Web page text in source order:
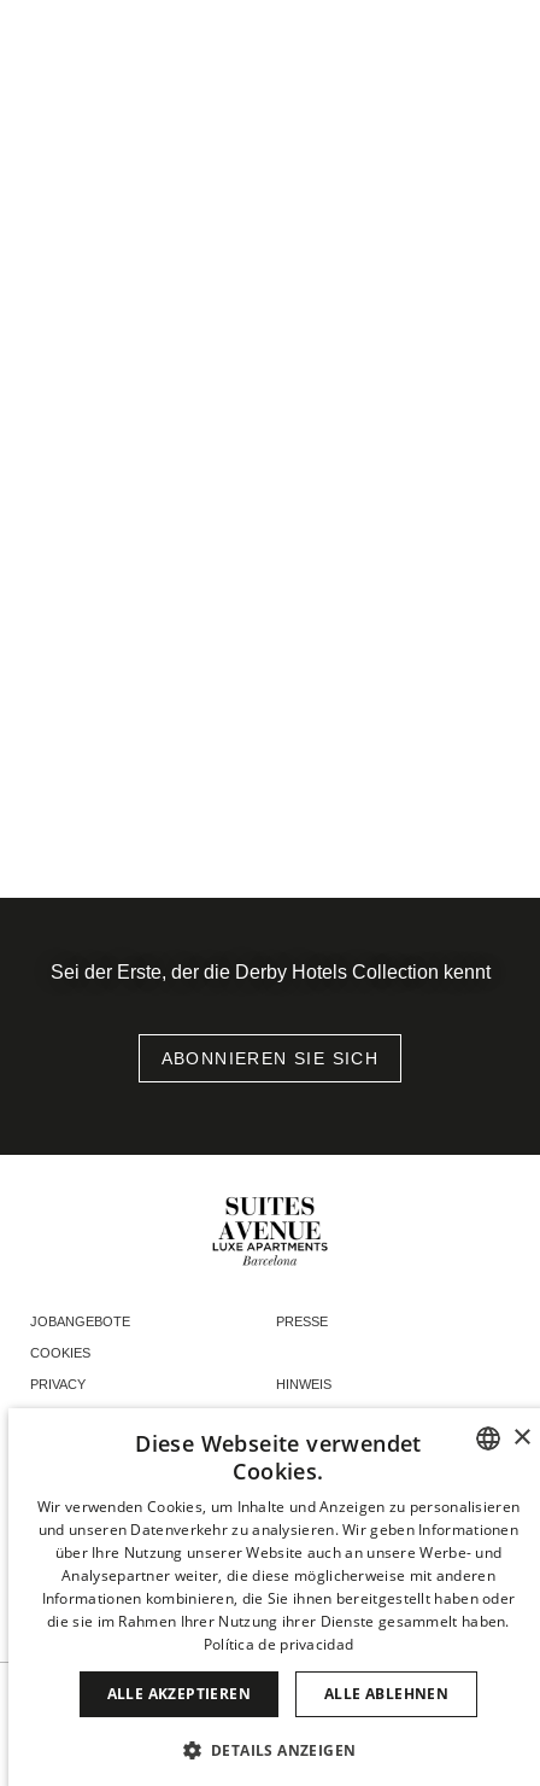
Sei der Erste, der die Derby Hotels Collection kennt
ABONNIEREN SIE SICH
JOBANGEBOTE PRESSE
COOKIES
PRIVACY HINWEIS
NACHHALTIGKEIT
INSTAGRAM
TIKTOK LINKEDIN SPANISH
CATALAN
GERMAN
×
Diese Webseite verwendet
Cookies.
Wir verwenden Cookies, um Inhalte und Anzeigen zu personalisieren
und unseren Datenverkehr zu analysieren. Wir geben Informationen
über Ihre Nutzung unserer Website auch an unsere Werbe- und
Analysepartner weiter, die diese möglicherweise mit anderen
Informationen kombinieren, die Sie ihnen bereitgestellt haben oder
die sie im Rahmen Ihrer Nutzung ihrer Dienste gesammelt haben.
Política de privacidad
ALLE AKZEPTIEREN ALLE ABLEHNEN
DETAILS ANZEIGEN